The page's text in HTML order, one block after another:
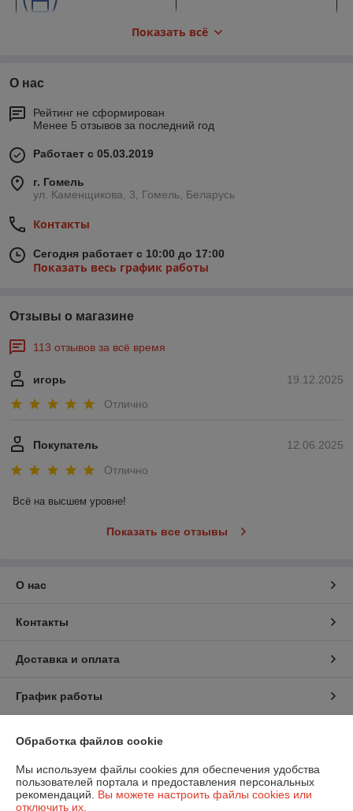
Мы закупаем технику
Все телевизоры относятся к
категории Smart, работают с
стационарно или крепится
Наш магазин заботиться о своих
Принимаем
Показать всё
О нас
Рейтинг не сформирован
Менее 5 отзывов за последний год
Работает с 05.03.2019
г. Гомель
ул. Каменщикова, 3, Гомель, Беларусь
Контакты
Сегодня работает с 10:00 до 17:00
Показать весь график работы
Отзывы о магазине
113 отзывов за всё время
19.12.2025
игорь
Отлично
12.06.2025
Покупатель
Отлично
Всё на высшем уровне!
Показать все отзывы
О нас
Контакты
Доставка и оплата
График работы
Политика обработки cookies
Сайт создан на платформе Deal.by
Обработка файлов cookie
Мы используем файлы cookies для обеспечения удобства
пользователей портала и предоставления персональных
рекомендаций. Вы можете настроить файлы cookies или
отключить их.